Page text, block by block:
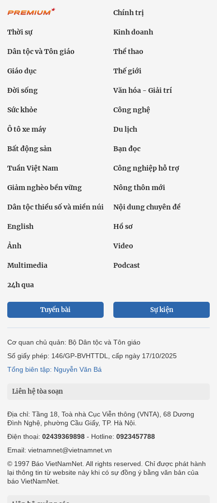
Chính trị
Thời sự Kinh doanh
Dân tộc và Tôn giáo Thể thao
Giáo dục Thế giới
Đời sống Văn hóa - Giải trí
Sức khỏe Công nghệ
Ô tô xe máy Du lịch
Bất động sản Bạn đọc
Tuần Việt Nam Công nghiệp hỗ trợ
Giảm nghèo bền vững Nông thôn mới
Dân tộc thiểu số và miền núi Nội dung chuyên đề
English Hồ sơ
Ảnh Video
Multimedia Podcast
24h qua
Tuyến bài Sự kiện
Cơ quan chủ quản: Bộ Dân tộc và Tôn giáo
Số giấy phép: 146/GP-BVHTTDL, cấp ngày 17/10/2025
Tổng biên tập: Nguyễn Văn Bá
Liên hệ tòa soạn
Địa chỉ: Tầng 18, Toà nhà Cục Viễn thông (VNTA), 68 Dương
Đình Nghệ, phường Cầu Giấy, TP. Hà Nội.
Điện thoại: 02439369898 - Hotline: 0923457788
Email: vietnamnet@vietnamnet.vn
© 1997 Báo VietNamNet. All rights reserved. Chỉ được phát hành
lại thông tin từ website này khi có sự đồng ý bằng văn bản của
báo VietNamNet.